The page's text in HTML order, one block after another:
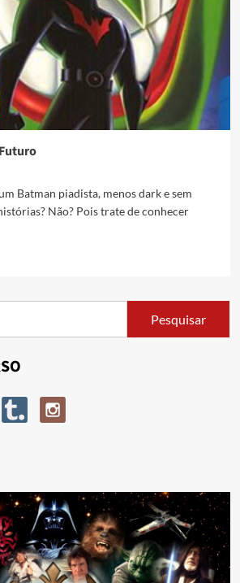
Batman piadista, menos dark e sem
Não? Pois trate de conhecer